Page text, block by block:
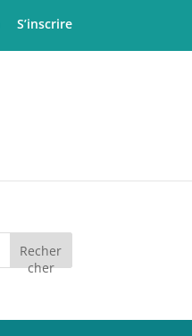
S’inscrire
Recher
cher